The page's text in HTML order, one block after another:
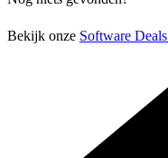
Bekijk onze Software Deals